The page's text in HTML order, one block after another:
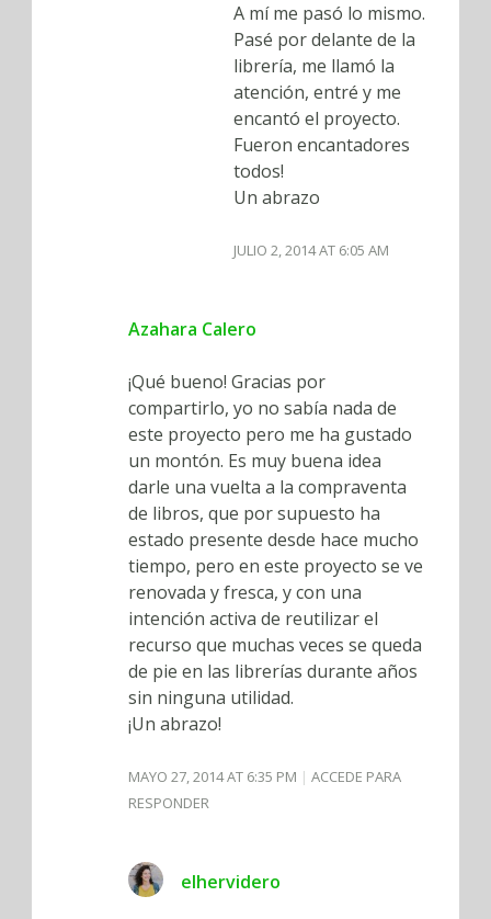
A mí me pasó lo mismo.
Pasé por delante de la
librería, me llamó la
atención, entré y me
encantó el proyecto.
Fueron encantadores
todos!
Un abrazo
JULIO 2, 2014 AT 6:05 AM
Azahara Calero
¡Qué bueno! Gracias por
compartirlo, yo no sabía nada de
este proyecto pero me ha gustado
un montón. Es muy buena idea
darle una vuelta a la compraventa
de libros, que por supuesto ha
estado presente desde hace mucho
tiempo, pero en este proyecto se ve
renovada y fresca, y con una
intención activa de reutilizar el
recurso que muchas veces se queda
de pie en las librerías durante años
sin ninguna utilidad.
¡Un abrazo!
MAYO 27, 2014 AT 6:35 PM
ACCEDE PARA
RESPONDER
elhervidero